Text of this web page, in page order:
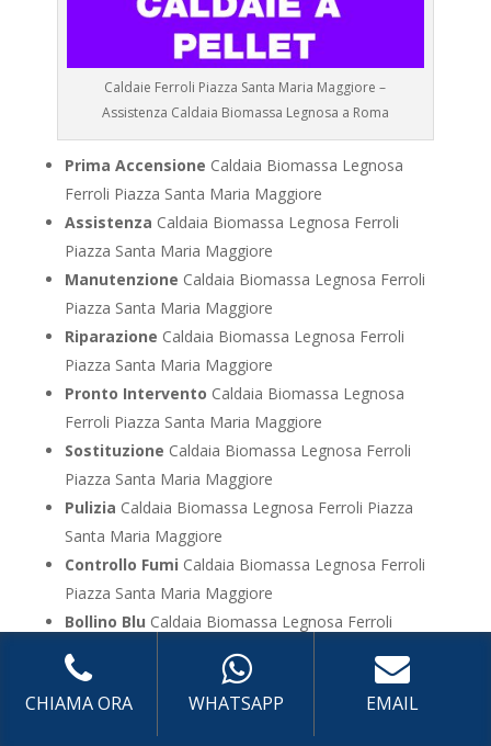
Caldaie Ferroli Piazza Santa Maria Maggiore –
Assistenza Caldaia Biomassa Legnosa a Roma
Prima Accensione Caldaia Biomassa Legnosa
Ferroli Piazza Santa Maria Maggiore
Assistenza Caldaia Biomassa Legnosa Ferroli
Piazza Santa Maria Maggiore
Manutenzione Caldaia Biomassa Legnosa Ferroli
Piazza Santa Maria Maggiore
Riparazione Caldaia Biomassa Legnosa Ferroli
Piazza Santa Maria Maggiore
Pronto Intervento Caldaia Biomassa Legnosa
Ferroli Piazza Santa Maria Maggiore
Sostituzione Caldaia Biomassa Legnosa Ferroli
Piazza Santa Maria Maggiore
Pulizia Caldaia Biomassa Legnosa Ferroli Piazza
Santa Maria Maggiore
Controllo Fumi Caldaia Biomassa Legnosa Ferroli
Piazza Santa Maria Maggiore
Bollino Blu Caldaia Biomassa Legnosa Ferroli
Piazza Santa Maria Maggiore
Vendita
Caldaia Biomassa Legnosa Ferroli Piazza
Santa Maria Maggiore
Caldaia Biomassa Legnosa Ferroli Piazza
CHIAMA ORA WHATSAPP EMAIL